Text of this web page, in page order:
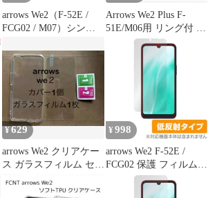
arrows We2（F-52E /
FCG02 / M07）シンプ
Arrows We2 Plus F-
51E/M06用 リング付 硬
質シリコン ソフトバッ
クカバー 衝撃吸収 スタ
ンド ストラップ付 (ブ
ラック、ネイビー、グ
レー、オレンジ、イエ
ロー、パープル、アイ
ボリー、ピンク、レッ
ド)9色選択
¥629
arrows We2 クリアケー
ス ガラスフィルム セッ
ト
¥ 998
arrows We2 F-52E /
FCG02 保護 フィルム
OverLay Plus for アロー
ズ スマホ 液晶保護 ア